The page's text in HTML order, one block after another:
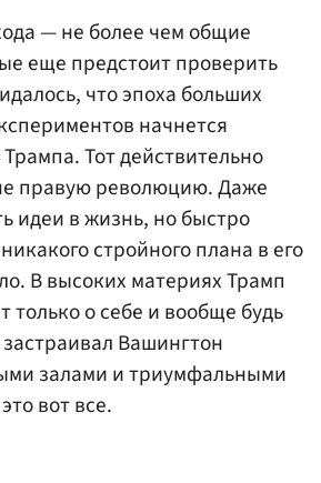
— не более чем общие
еще предстоит проверить
что эпоха больших
начнется
Тот действительно
правую революцию. Даже
идеи в жизнь, но быстро
стройного плана в его
В высоких материях Трамп
только о себе и вообще будь
Вашингтон
залами и триумфальными
вот все.